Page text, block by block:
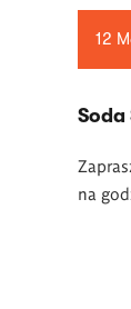
12
Soda
na